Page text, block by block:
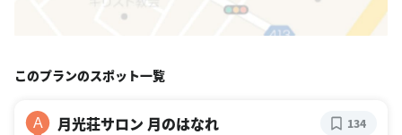
このプランのスポット一覧
A 月光荘サロン 月のはなれ 134